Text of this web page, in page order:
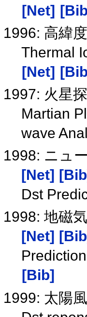
[Net]
1996: 高緯
Thermal
[Net]
1997: 火星
Martian
wave
1998: ニュ
[Net]
Dst
1998: 地磁
[Net]
[Bib]
1999: 太陽